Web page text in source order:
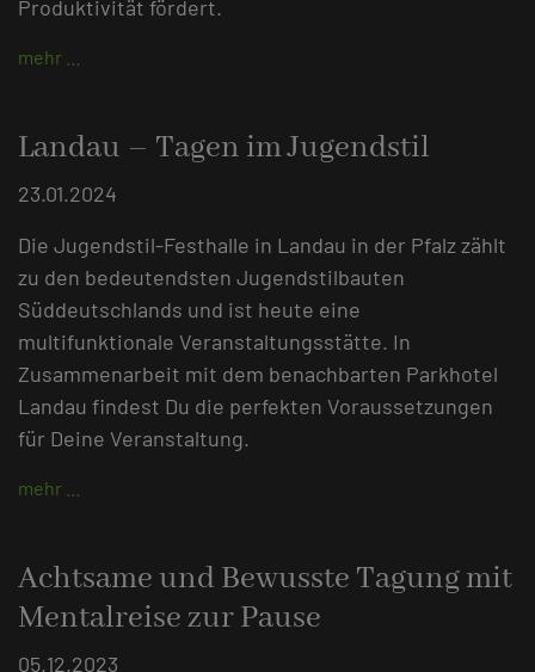
Produktivität fördert.
mehr …
Landau – Tagen im Jugendstil
23.01.2024
Die Jugendstil-Festhalle in Landau in der Pfalz zählt
zu den bedeutendsten Jugendstilbauten
Süddeutschlands und ist heute eine
multifunktionale Veranstaltungsstätte. In
Zusammenarbeit mit dem benachbarten Parkhotel
Landau findest Du die perfekten Voraussetzungen
für Deine Veranstaltung.
mehr …
Achtsame und Bewusste Tagung mit
Mentalreise zur Pause
05.12.2023